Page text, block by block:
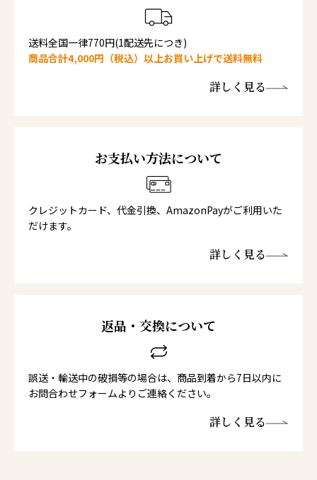
送料全国一律770円(1配送先につき)
商品合計4,000円（税込）以上お買い上げで送料無料
詳しく見る
お支払い方法について
クレジットカード、代金引換、AmazonPayがご利用いた
だけます。
詳しく見る
返品・交換について
誤送・輸送中の破損等の場合は、商品到着から7日以内に
お問合わせフォームよりご連絡ください。
詳しく見る